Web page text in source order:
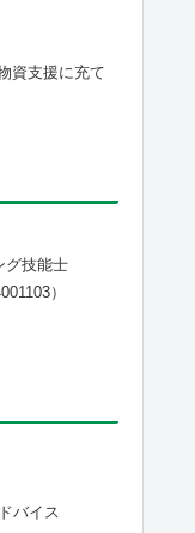
資支援に充て
グ技能士
）
バイス